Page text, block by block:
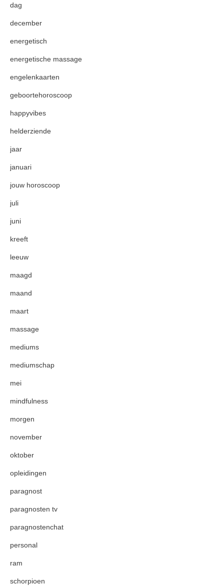
dag
december
energetisch
energetische massage
engelenkaarten
geboortehoroscoop
happyvibes
helderziende
jaar
januari
jouw horoscoop
juli
juni
kreeft
leeuw
maagd
maand
maart
massage
mediums
mediumschap
mei
mindfulness
morgen
november
oktober
opleidingen
paragnost
paragnosten tv
paragnostenchat
personal
ram
schorpioen